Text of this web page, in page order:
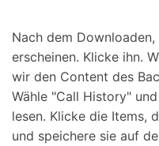
Nach dem
erscheinen. Klicke ihn.
wir den Content des
Wähle "Call History"
lesen. Klicke die Items,
und speichere sie auf